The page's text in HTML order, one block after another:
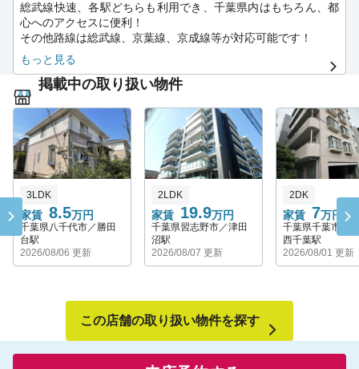
少しお家賃(又は初期費用)が高い・・。審査が心配・・。初め
ての１人暮らしで不安・・。等等、
何でもお気軽にご相談下さい！女性のスタッフもおりますし、
このエリアのベテランスタッフもいます！
お客様のご要望に近づけるよう諸条件は交渉させて頂きます♪
稲毛エリアだけでなく、千葉市全域のお部屋探しは是非、ハウ
スコム稲毛店で！！！
スタッフ一同、心よりご来店をお待ちしております。
また、最先端・人気・話題中の人工知能検索システムで楽しく
お部屋を探してみませんか♪詳しくは当社ホームページまで
☆★☆★
安心の店内防犯カメラ設置済みです♪
その他どんなご条件でもまずはご相談下さい。
ご希望に添えるように対応させていただきます！
総武線快速、各駅どちらも利用でき、千葉県内はもちろん、都
心へのアクセスに便利！
その他路線は総武線、京葉線、京成線等が対応可能です！
その他稲毛区内はもちろんの事、花見川区、美浜区、中央区、
若葉区、緑区等、千葉市内全域ご紹介可能です。
もっと見る
掲載中の取り扱い物件
家賃 8.5万円
3LDK
千葉県八千代市／勝田
台駅
2026/08/06 更新
家賃 19.9万円
2LDK
千葉県習志野市／津田
沼駅
2026/08/07 更新
家賃 7万円
2DK
千葉県千葉市中
西千葉駅
2026/08/01 更新
この店舗の取り扱い物件を探す